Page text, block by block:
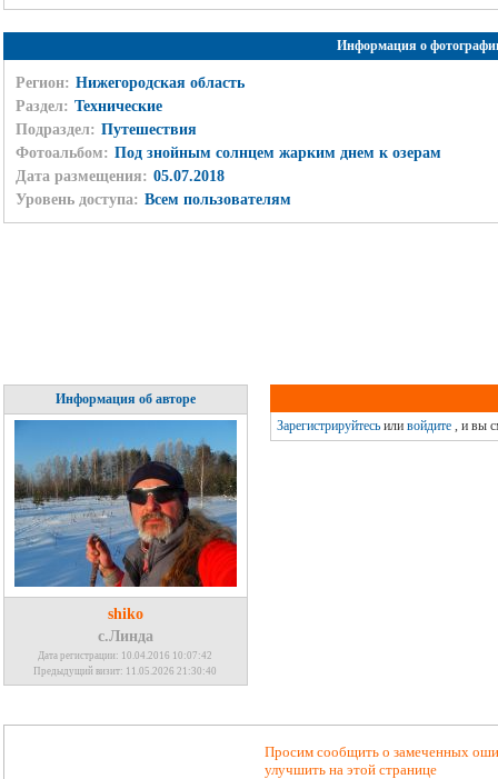
Информация о
Регион: Нижегородская область
Раздел: Технические
Подраздел: Путешествия
Фотоальбом: Под знойным солнцем жарким днем к озерам
Дата размещения: 05.07.2018
Уровень доступа: Всем пользователям
Информация об авторе
shiko
с.Линда
Дата регистрации: 10.04.2016 10:07:42
Предыдущий визит: 11.05.2026 21:30:40
Зарегистрируйтесьили войдите, и вы
Просим сообщить о замеченных
улучшить на этой странице